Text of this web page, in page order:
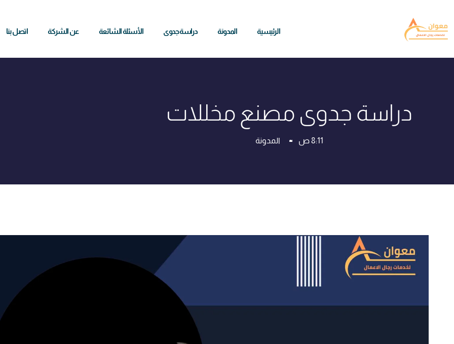
الرئيسية المدونة دراسة جدوى الأسئلة الشائعة عن الشركة اتصل بنا
دراسة جدوى مصنع مخللات
8:11 ص المدونة